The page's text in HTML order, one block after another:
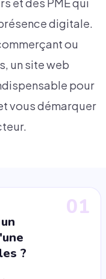
et des PME qui
digitale.
ou
un site web
pour
vous démarquer
01
?